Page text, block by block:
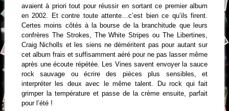
avaient à priori tout pour réussir en sortant ce premier album
en 2002. Et contre toute attente…c’est bien ce qu’ils firent.
Certes moins côtés à la bourse de la branchitude que leurs
confrères The Strokes, The White Stripes ou The Libertines,
Craig Nicholls et les siens ne déméritent pas pour autant sur
cet album frais et suffisamment aéré pour ne pas lasser même
après une écoute répétée. Les Vines savent envoyer la sauce
rock sauvage ou écrire des pièces plus sensibles, et
interpréter les deux avec le même talent. Du rock qui fait
grimper la température et passe de la crème ensuite, parfait
pour l’été !